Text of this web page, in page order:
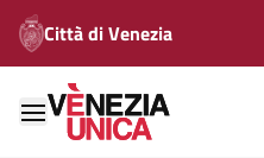
Città di Venezia